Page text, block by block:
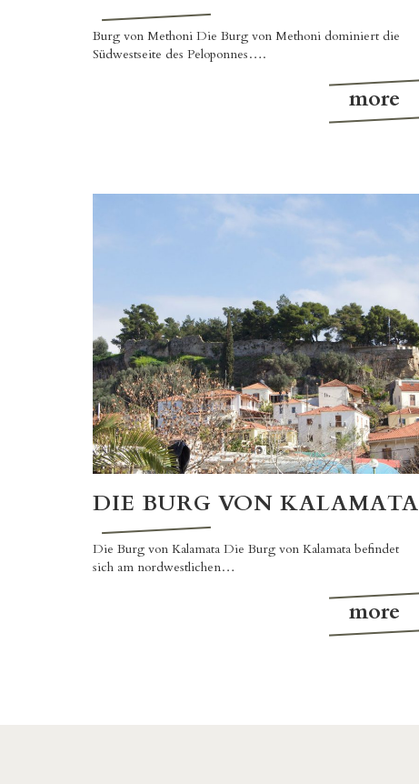
Burg von Methoni Die Burg von Methoni dominiert die
Südwestseite des Peloponnes….
more
DIE BURG VON KALAMATA
Die Burg von Kalamata Die Burg von Kalamata befindet
sich am nordwestlichen…
more